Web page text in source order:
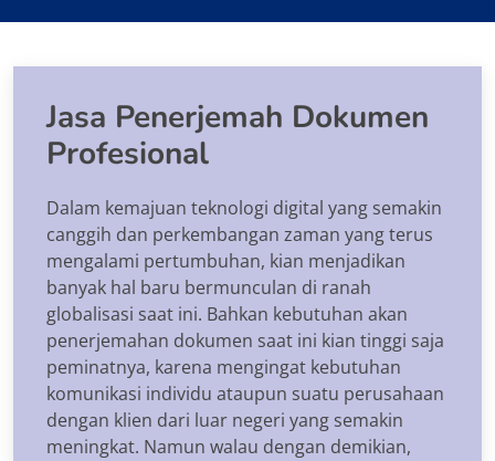
Jasa Penerjemah Dokumen
Profesional
Dalam kemajuan teknologi digital yang semakin
canggih dan perkembangan zaman yang terus
mengalami pertumbuhan, kian menjadikan
banyak hal baru bermunculan di ranah
globalisasi saat ini. Bahkan kebutuhan akan
penerjemahan dokumen saat ini kian tinggi saja
peminatnya, karena mengingat kebutuhan
komunikasi individu ataupun suatu perusahaan
dengan klien dari luar negeri yang semakin
meningkat. Namun walau dengan demikian,